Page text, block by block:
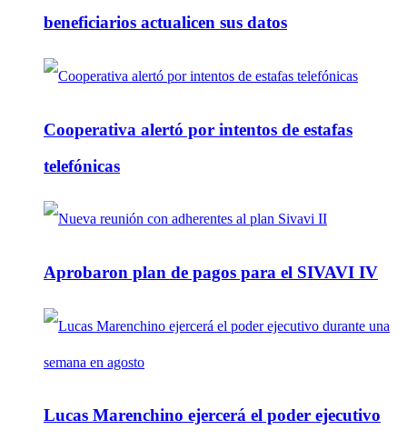
beneficiarios actualicen sus datos
Cooperativa alertó por intentos de estafas
telefónicas
Aprobaron plan de pagos para el SIVAVI IV
Lucas Marenchino ejercerá el poder ejecutivo